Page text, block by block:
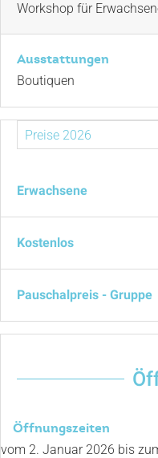
Workshop für
Ausstattungen
Boutiquen
Erwachsene
Kostenlos
Pauschalpreis - Gruppe
Öffnungszeiten
vom 2. Januar 2026 bis